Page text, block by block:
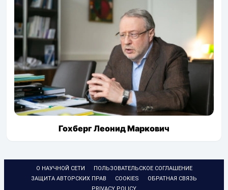
Гохберг Леонид Маркович
О НАУЧНОЙ СЕТИ
ПОЛЬЗОВАТЕЛЬСКОЕ СОГЛАШЕНИЕ
ЗАЩИТА АВТОРСКИХ ПРАВ
COOKIES
ОБРАТНАЯ СВЯЗЬ